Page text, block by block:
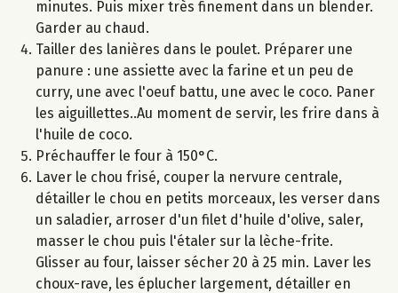
minutes. Puis mixer très finement dans un blender.
Garder au chaud.
Tailler des lanières dans le poulet. Préparer une
panure : une assiette avec la farine et un peu de
curry, une avec l'oeuf battu, une avec le coco. Paner
les aiguillettes..Au moment de servir, les frire dans à
l'huile de coco.
Préchauffer le four à 150°C.
Laver le chou frisé, couper la nervure centrale,
détailler le chou en petits morceaux, les verser dans
un saladier, arroser d'un filet d'huile d'olive, saler,
masser le chou puis l'étaler sur la lèche-frite.
Glisser au four, laisser sécher 20 à 25 min. Laver les
choux-rave, les éplucher largement, détailler en